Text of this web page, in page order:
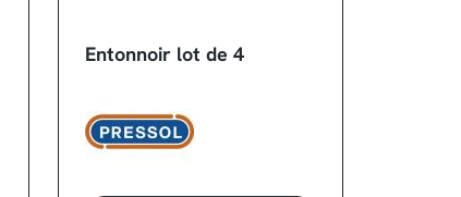
Entonnoir lot de 4